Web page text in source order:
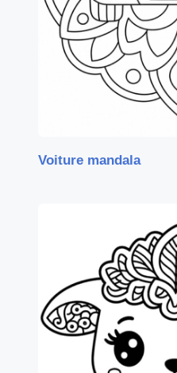
Voiture mandala